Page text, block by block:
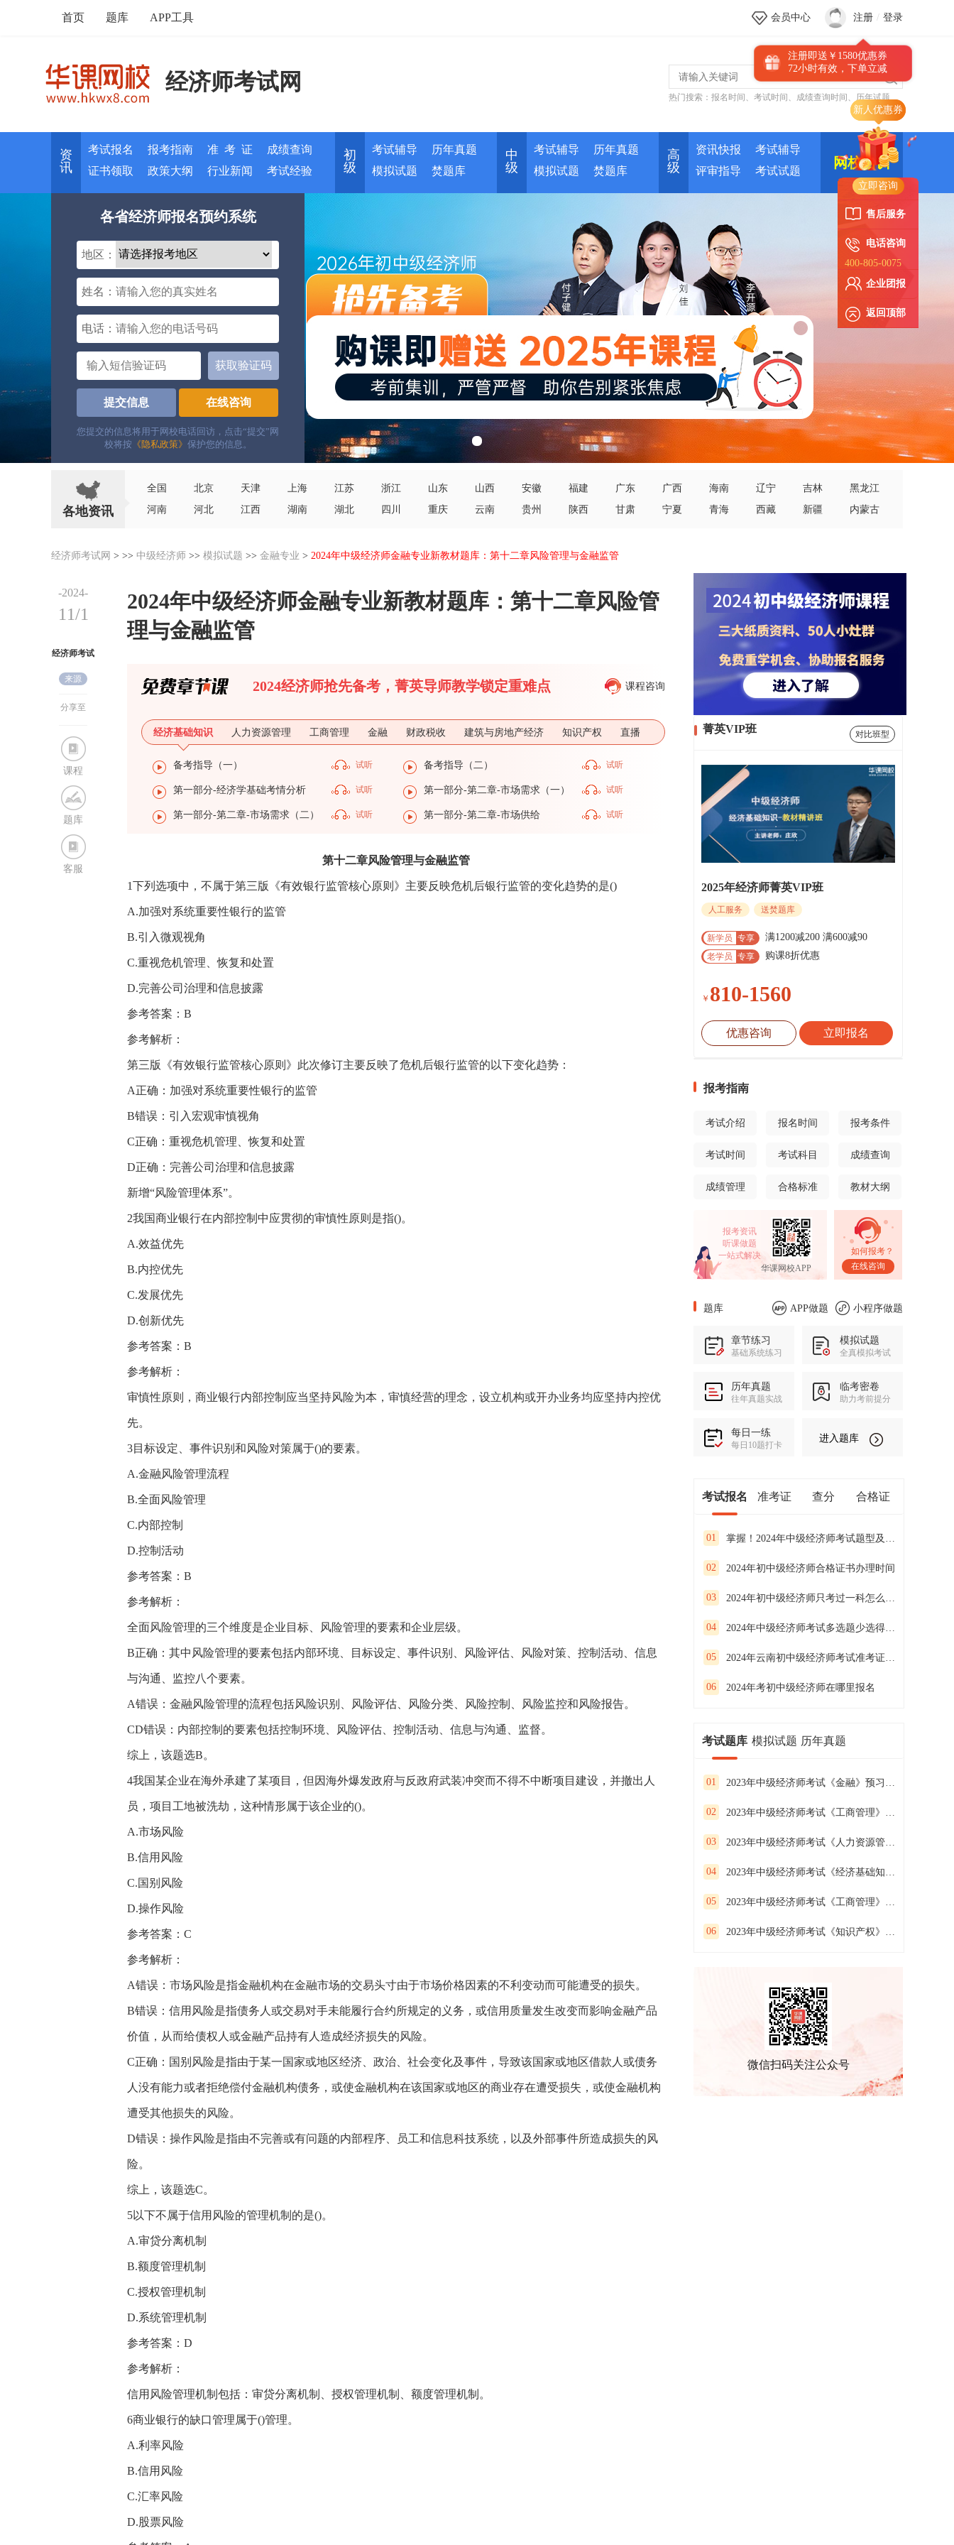
立即咨询
售后服务
电话咨询
400-805-0075
企业团报
返回顶部
首页 题库 APP工具 会员中心 注册 / 登录
注册即送￥1580优惠券
72小时有效，下单立减
经济师考试网
热门搜索： 报名时间 、 考试时间 、 成绩查询时间 、 历年试题
资
讯
考试报名 报考指南 准 考 证
成绩查询
证书领取
政策大纲 行业新闻 考试经验
初
级
考试辅导
历年真题
模拟试题
焚题库
中
级
考试辅导
历年真题
模拟试题
焚题库
高
级
资讯快报
考试辅导
评审指导
考试试题
网校培训
各省经济师报名预约系统
地区：
姓名：
电话：
获取验证码
提交信息 在线咨询
您提交的信息将用于网校电话回访，点击“提交”网
校将按 《隐私政策》 保护您的信息。
各地资讯
全国 北京 天津 上海 江苏 浙江 山东 山西 安徽 福建 广东 广西 海南 辽宁 吉林
黑龙江
河南
河北 江西 湖南 湖北 四川 重庆 云南 贵州 陕西 甘肃 宁夏 青海 西藏 新疆 内蒙古
经济师考试网 > >> 中级经济师 >> 模拟试题 >> 金融专业 > 2024年中级经济师金融专业新教材题库：第十二章风险管理与金融监管
-2024-
11/1
经济师考试
网
来源
分享至
课程
题库
客服
2024年中级经济师金融专业新教材题库：第十二章风险管
理与金融监管
2024经济师抢先备考，菁英导师教学锁定重难点 课程咨询
经济基础知识 人力资源管理 工商管理 金融 财政税收 建筑与房地产经济 知识产权 直播
备考指导（一） 试听 备考指导（二） 试听
第一部分-经济学基础考情分析 试听 第一部分-第二章-市场需求（一） 试听
第一部分-第二章-市场需求（二） 试听 第一部分-第二章-市场供给 试听
第十二章风险管理与金融监管
1下列选项中，不属于第三版《有效银行监管核心原则》主要反映危机后银行监管的变化趋势的是()
A.加强对系统重要性银行的监管
B.引入微观视角
C.重视危机管理、恢复和处置
D.完善公司治理和信息披露
参考答案：B
参考解析：
第三版《有效银行监管核心原则》此次修订主要反映了危机后银行监管的以下变化趋势：
A正确：加强对系统重要性银行的监管
B错误：引入宏观审慎视角
C正确：重视危机管理、恢复和处置
D正确：完善公司治理和信息披露
新增“风险管理体系”。
2我国商业银行在内部控制中应贯彻的审慎性原则是指()。
A.效益优先
B.内控优先
C.发展优先
D.创新优先
参考答案：B
参考解析：
审慎性原则，商业银行内部控制应当坚持风险为本，审慎经营的理念，设立机构或开办业务均应坚持内控优
先。
3目标设定、事件识别和风险对策属于()的要素。
A.金融风险管理流程
B.全面风险管理
C.内部控制
D.控制活动
参考答案：B
参考解析：
全面风险管理的三个维度是企业目标、风险管理的要素和企业层级。
B正确：其中风险管理的要素包括内部环境、目标设定、事件识别、风险评估、风险对策、控制活动、信息
与沟通、监控八个要素。
A错误：金融风险管理的流程包括风险识别、风险评估、风险分类、风险控制、风险监控和风险报告。
CD错误：内部控制的要素包括控制环境、风险评估、控制活动、信息与沟通、监督。
综上，该题选B。
4我国某企业在海外承建了某项目，但因海外爆发政府与反政府武装冲突而不得不中断项目建设，并撤出人
员，项目工地被洗劫，这种情形属于该企业的()。
A.市场风险
B.信用风险
C.国别风险
D.操作风险
参考答案：C
参考解析：
A错误：市场风险是指金融机构在金融市场的交易头寸由于市场价格因素的不利变动而可能遭受的损失。
B错误：信用风险是指债务人或交易对手未能履行合约所规定的义务，或信用质量发生改变而影响金融产品
价值，从而给债权人或金融产品持有人造成经济损失的风险。
C正确：国别风险是指由于某一国家或地区经济、政治、社会变化及事件，导致该国家或地区借款人或债务
人没有能力或者拒绝偿付金融机构债务，或使金融机构在该国家或地区的商业存在遭受损失，或使金融机构
遭受其他损失的风险。
D错误：操作风险是指由不完善或有问题的内部程序、员工和信息科技系统，以及外部事件所造成损失的风
险。
综上，该题选C。
5以下不属于信用风险的管理机制的是()。
A.审贷分离机制
B.额度管理机制
C.授权管理机制
D.系统管理机制
参考答案：D
参考解析：
信用风险管理机制包括：审贷分离机制、授权管理机制、额度管理机制。
6商业银行的缺口管理属于()管理。
A.利率风险
B.信用风险
C.汇率风险
D.股票风险
菁英VIP班 对比班型
2025年经济师菁英VIP班
人工服务 送焚题库
新学员 专享 满1200减200 满600减90
老学员 专享 购课8折优惠
￥ 810-1560
优惠咨询 立即报名
报考指南
考试介绍 报名时间 报考条件
考试时间 考试科目 成绩查询
成绩管理 合格标准 教材大纲
报考资讯
听课做题
一站式解决
华课网校APP
如何报考？
在线咨询
题库 APP做题 小程序做题
章节练习
基础系统练习
模拟试题
全真模拟考试
历年真题
往年真题实战
临考密卷
助力考前提分
每日一练
每日10题打卡
进入题库
考试报名 准考证 查分 合格证
01 掌握！2024年中级经济师考试题型及分值占比
02 2024年初中级经济师合格证书办理时间
03 2024年初中级经济师只考过一科怎么办？
04 2024年中级经济师考试多选题少选得分吗？
05 2024年云南初中级经济师考试准考证打印时间
06 2024年考初中级经济师在哪里报名
考试题库 模拟试题 历年真题
01 2023年中级经济师考试《金融》预习试卷（二）
02 2023年中级经济师考试《工商管理》预习试卷（一）
03 2023年中级经济师考试《人力资源管理》预习试卷（三）
04 2023年中级经济师考试《经济基础知识》预习试卷（二）
05 2023年中级经济师考试《工商管理》预习试卷（三）
06 2023年中级经济师考试《知识产权》预习试卷（二）
微信扫码关注公众号